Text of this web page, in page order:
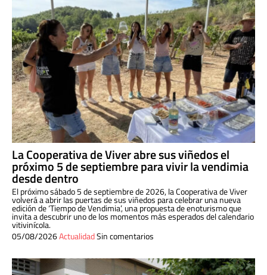
La Cooperativa de Viver abre sus viñedos el
próximo 5 de septiembre para vivir la vendimia
desde dentro
El próximo sábado 5 de septiembre de 2026, la Cooperativa de Viver
volverá a abrir las puertas de sus viñedos para celebrar una nueva
edición de ‘Tiempo de Vendimia’, una propuesta de enoturismo que
invita a descubrir uno de los momentos más esperados del calendario
vitivinícola.
05/08/2026ActualidadSin comentarios